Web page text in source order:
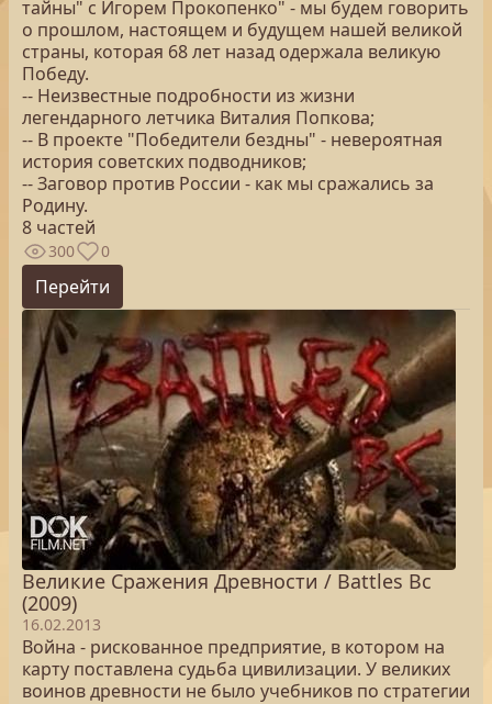
тайны" с Игорем Прокопенко" - мы будем говорить
о прошлом, настоящем и будущем нашей великой
страны, которая 68 лет назад одержала великую
Победу.
-- Неизвестные подробности из жизни
легендарного летчика Виталия Попкова;
-- В проекте "Победители бездны" - невероятная
история советских подводников;
-- Заговор против России - как мы сражались за
Родину.
8 частей
300 0
Перейти
Великие Сражения Древности / Battles Bc
(2009)
16.02.2013
Война - рискованное предприятие, в котором на
карту поставлена судьба цивилизации. У великих
воинов древности не было учебников по стратегии